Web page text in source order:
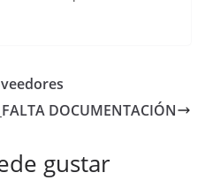
DOCUMENTACIÓN
gustar